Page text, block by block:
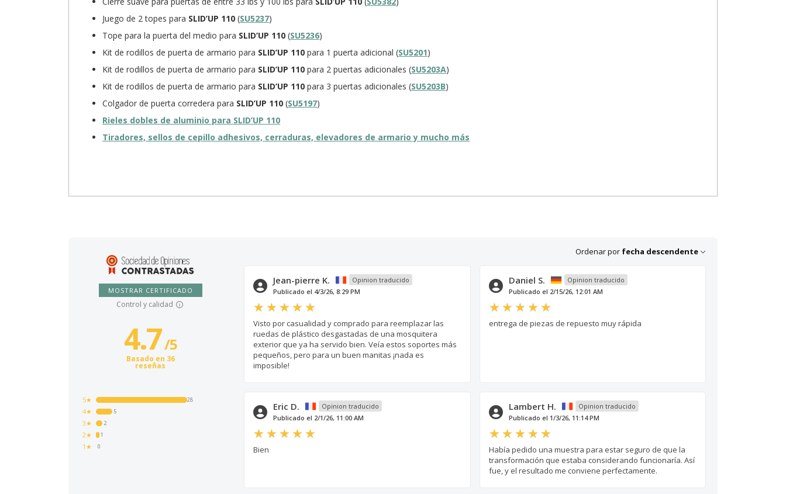
Juego de 2 topes para SLID’UP 110 (SU5237)
Tope para la puerta del medio para SLID’UP 110 (SU5236)
Kit de rodillos de puerta de armario para SLID’UP 110 para 1 puerta adicional (SU5201)
Kit de rodillos de puerta de armario para SLID’UP 110 para 2 puertas adicionales (SU5203A)
Kit de rodillos de puerta de armario para SLID’UP 110 para 3 puertas adicionales (SU5203B)
Colgador de puerta corredera para SLID’UP 110 (SU5197)
Rieles dobles de aluminio para SLID’UP 110
Tiradores, sellos de cepillo adhesivos, cerraduras, elevadores de armario y mucho más
MOSTRAR CERTIFICADO
Control y calidad
0
1★
1
2★
2
3★
5
4★
28
5★
4.7/5
Basado en 36
reseñas
Ordenar por fecha descendente
Jean-pierre K.
Opinion traducido
Publicado el 4/3/26, 8:29 PM
Visto por casualidad y comprado para reemplazar las
ruedas de plástico desgastadas de una mosquitera
exterior que ya ha servido bien. Veía estos soportes más
pequeños, pero para un buen manitas ¡nada es
imposible!
Daniel S.
Opinion traducido
Publicado el 2/15/26, 12:01 AM
entrega de piezas de repuesto muy rápida
Eric D.
Opinion traducido
Publicado el 2/1/26, 11:00 AM
Bien
Lambert H.
Opinion traducido
Publicado el 1/3/26, 11:14 PM
Había pedido una muestra para estar seguro de que la
transformación que estaba considerando funcionaría. Así
fue, y el resultado me conviene perfectamente.